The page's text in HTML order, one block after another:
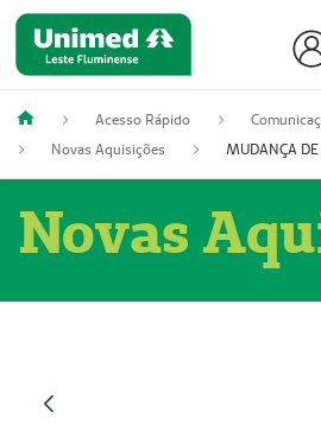
Acesso Rápido
Novas Aquisições
Novas